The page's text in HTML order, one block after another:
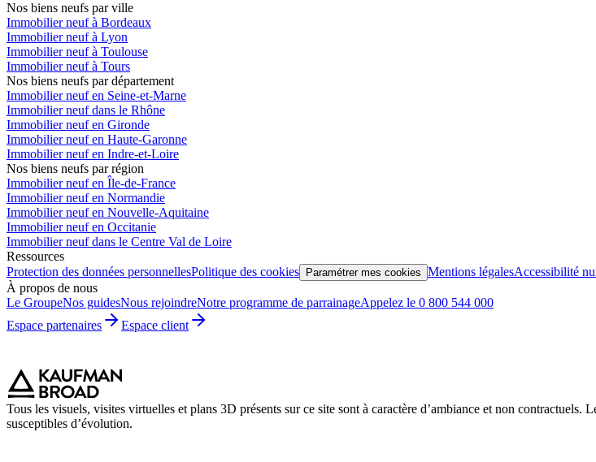
Nos biens neufs par ville
Immobilier neuf à Bordeaux
Immobilier neuf à Lyon
Immobilier neuf à Toulouse
Immobilier neuf à Tours
Nos biens neufs par département
Immobilier neuf en Seine-et-Marne
Immobilier neuf dans le Rhône
Immobilier neuf en Gironde
Immobilier neuf en Haute-Garonne
Immobilier neuf en Indre-et-Loire
Nos biens neufs par région
Immobilier neuf en Île-de-France
Immobilier neuf en Normandie
Immobilier neuf en Nouvelle-Aquitaine
Immobilier neuf en Occitanie
Immobilier neuf dans le Centre Val de Loire
Ressources
Protection des données personnellesPolitique des cookies Paramétrer mes cookies Mentions légalesAccessibilité
À propos de nous
Le GroupeNos guidesNous rejoindreNotre programme de parrainageAppelez le 0 800 544 000
Espace partenaires
Espace client
Tous les visuels, visites virtuelles et plans 3D présents sur ce site sont à caractère d’ambiance et non
susceptibles d’évolution.